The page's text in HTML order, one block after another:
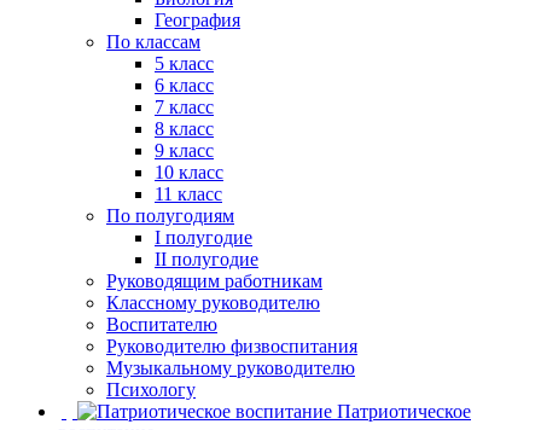
География
По классам
5 класс
6 класс
7 класс
8 класс
9 класс
10 класс
11 класс
По полугодиям
I полугодие
II полугодие
Руководящим работникам
Классному руководителю
Воспитателю
Руководителю физвоспитания
Музыкальному руководителю
Психологу
Патриотическое